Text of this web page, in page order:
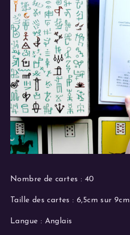
Nombre de cartes : 40
Taille des cartes : 6,5cm sur 9cm
Langue : Anglais